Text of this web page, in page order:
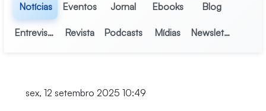
Notícias Eventos Jornal Ebooks Blog
Entrevistas Revista Podcasts Mídias Newsletter
sex, 12 setembro 2025 10:49